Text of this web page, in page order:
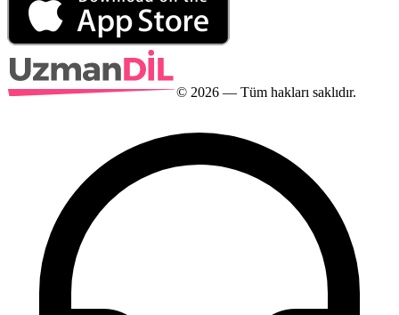
© 2026 — Tüm hakları saklıdır.